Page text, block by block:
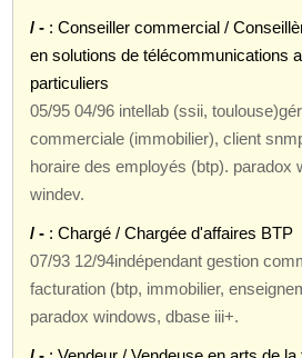
/ - : Conseiller commercial /
en solutions de télécommunications
particuliers
05/95 04/96 intellab (ssii,
commerciale (immobilier), client
horaire des employés (btp). paradox
windev.
/ - : Chargé / Chargée d'affaires BTP
07/93 12/94indépendant gestion
facturation (btp, immobilier,
paradox windows, dbase iii+.